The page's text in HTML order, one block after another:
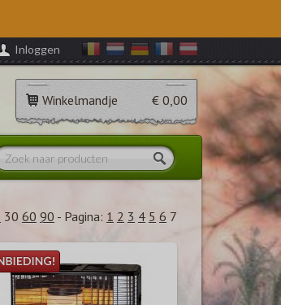
Inloggen
Winkelmandje € 0,00
30 60 90 - Pagina: 1 2 3 4 5 6 7